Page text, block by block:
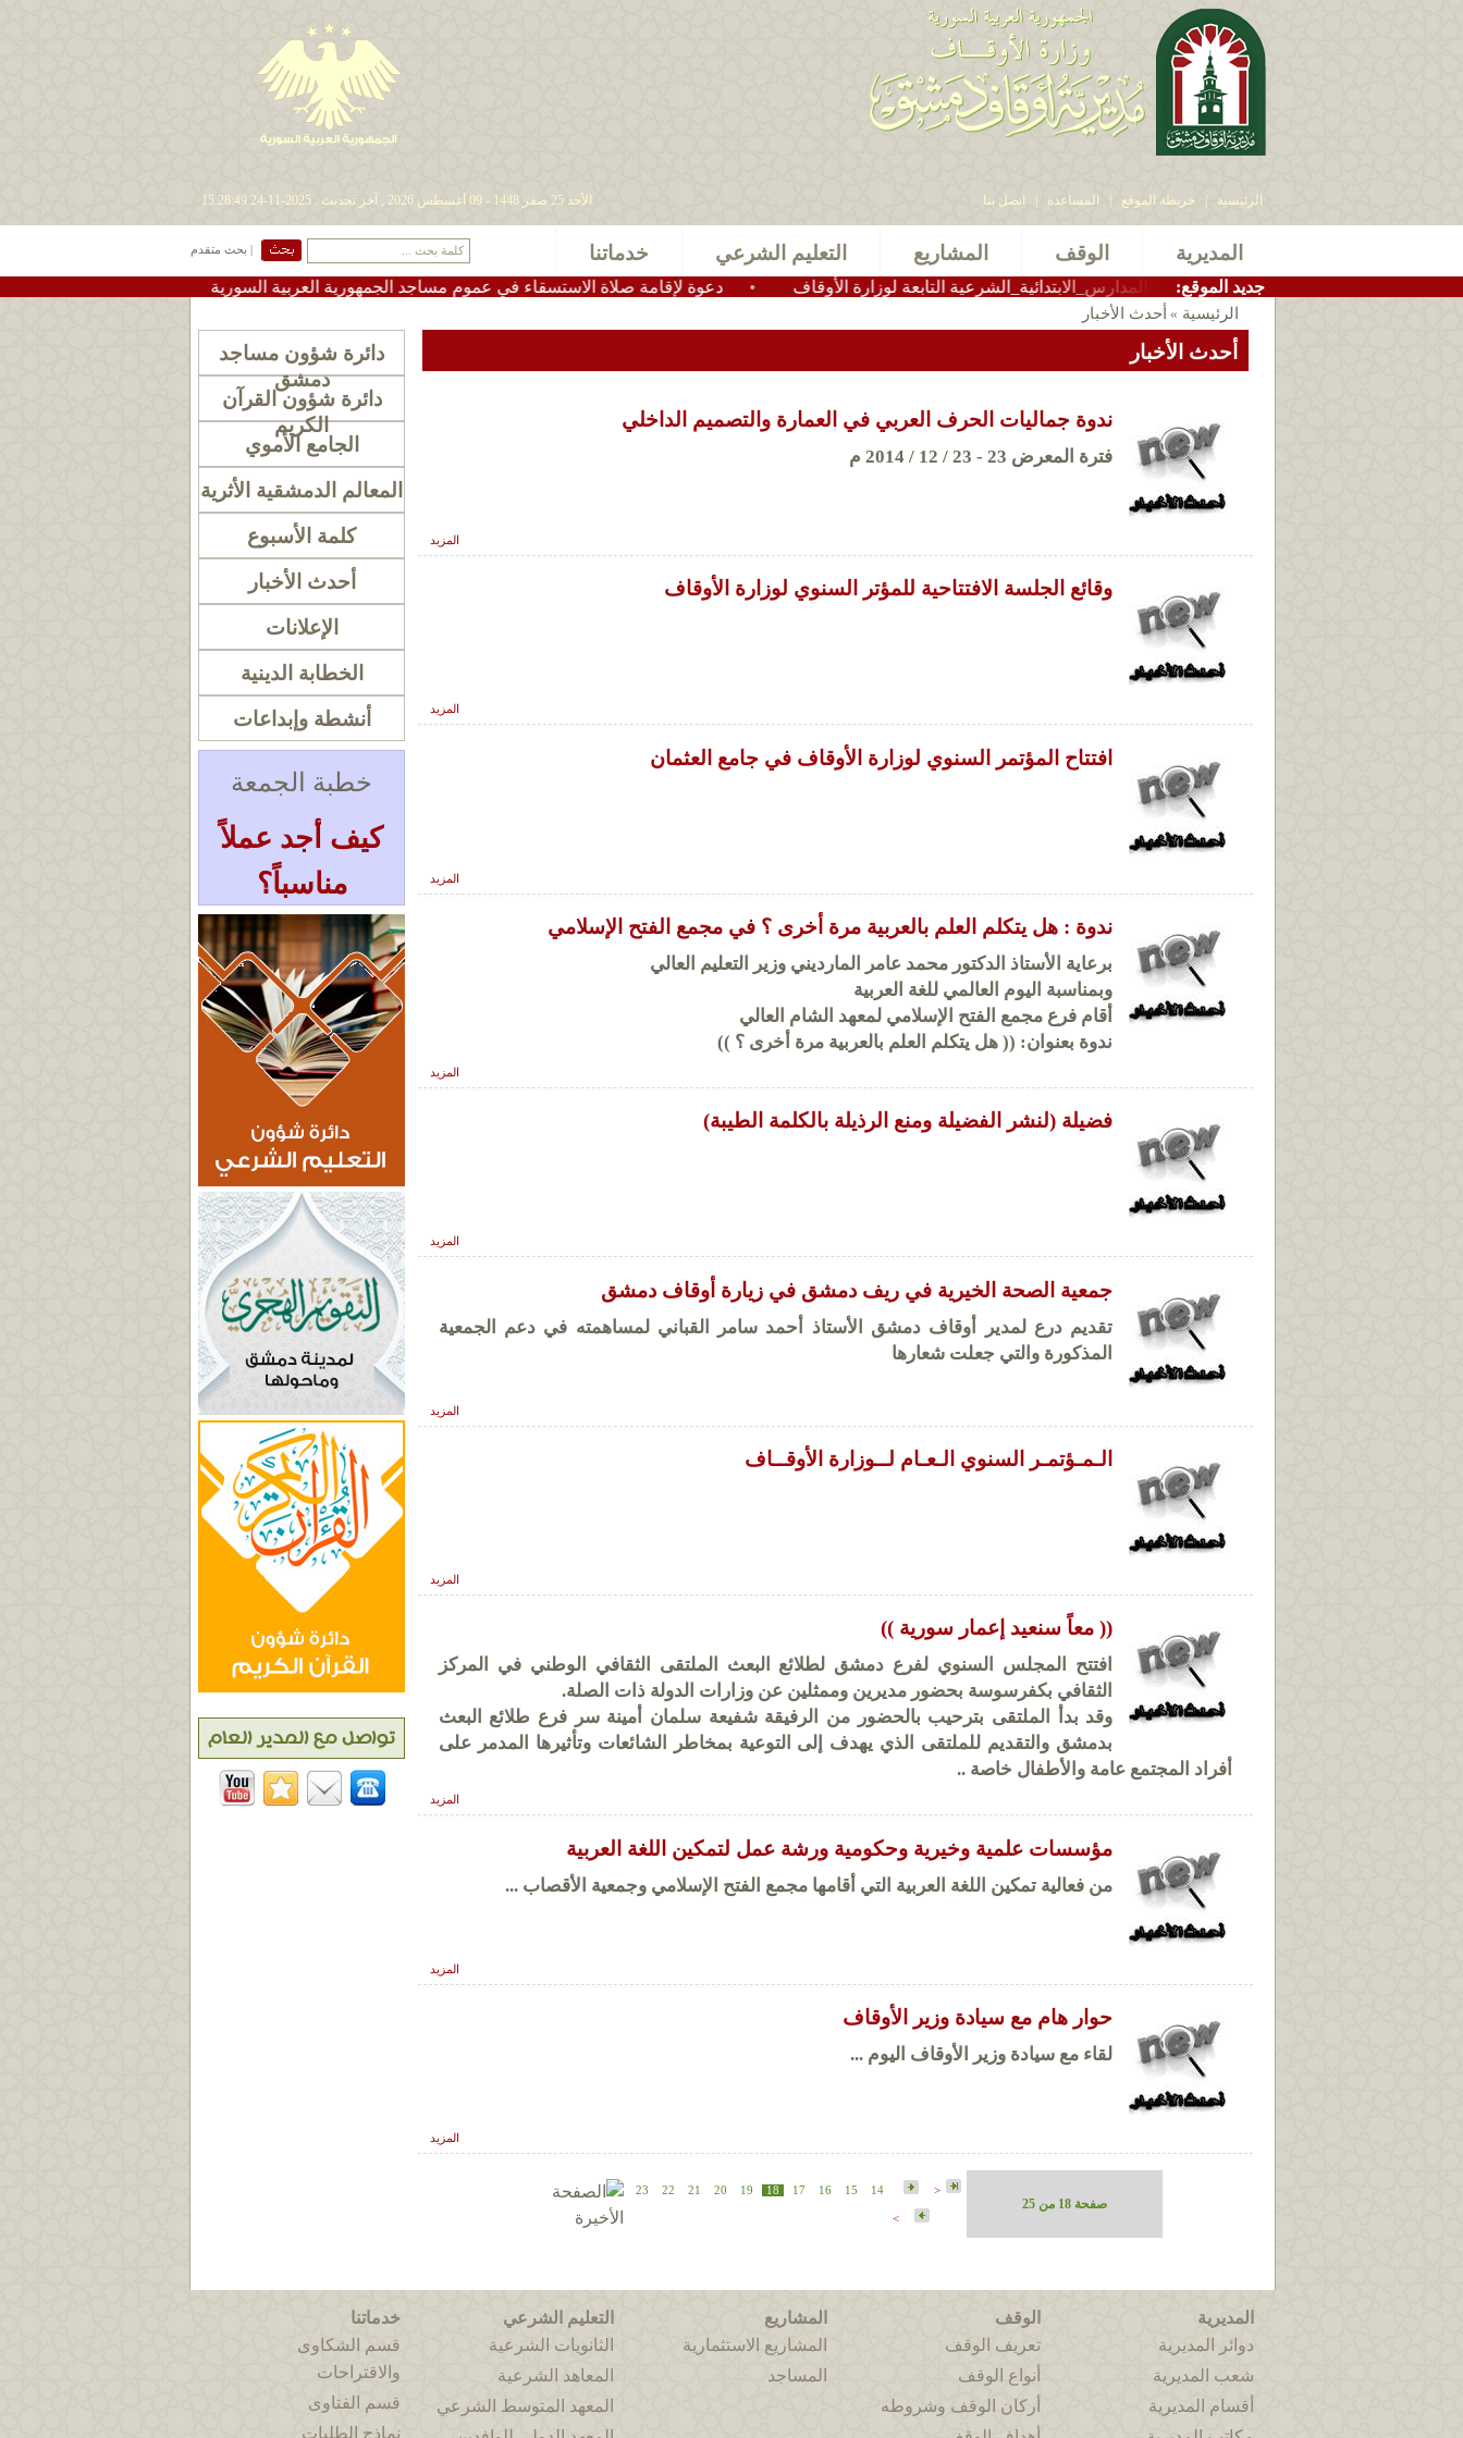
الأحد 25 صفر 1448 - 09 أغسطس 2026 , آخر تحديث : 2025-11-24 15:28:49 الرئيسية خريطة الموقع المساعدة اتصل بنا
المديرية الوقف المشاريع التعليم الشرعي خدماتنا | بحث متقدم
• دعوة لإقامة صلاة الاستسقاء في عموم مساجد الجمهورية العربية السورية • الاستاذ سامر بيرقدار #المدارس_الابتدائية_الشرعية التابعة لوزارة الأوقاف
:جديد الموقع
دائرة شؤون مساجد
دمشق
دائرة شؤون القرآن
الكريم
الجامع الأموي
المعالم الدمشقية الأثرية
كلمة الأسبوع
أحدث الأخبار
الإعلانات
الخطابة الدينية
أنشطة وإبداعات
خطبة الجمعة
كيف أجد عملاً
مناسباً؟
« أرشيف الخطب
الرئيسية » أحدث الأخبار
أحدث الأخبار
ندوة جماليات الحرف العربي في العمارة والتصميم الداخلي
فترة المعرض 23 - 23 / 12 / 2014 م
المزيد
وقائع الجلسة الافتتاحية للمؤتر السنوي لوزارة الأوقاف
المزيد
افتتاح المؤتمر السنوي لوزارة الأوقاف في جامع العثمان
المزيد
ندوة : هل يتكلم العلم بالعربية مرة أخرى ؟ في مجمع الفتح الإسلامي
برعاية الأستاذ الدكتور محمد عامر المارديني وزير التعليم العالي
وبمناسبة اليوم العالمي للغة العربية
أقام فرع مجمع الفتح الإسلامي لمعهد الشام العالي
ندوة بعنوان: (( هل يتكلم العلم بالعربية مرة أخرى ؟ ))
المزيد
فضيلة (لنشر الفضيلة ومنع الرذيلة بالكلمة الطيبة)
المزيد
جمعية الصحة الخيرية في ريف دمشق في زيارة أوقاف دمشق
تقديم درع لمدير أوقاف دمشق الأستاذ أحمد سامر القباني لمساهمته في دعم الجمعية
المذكورة والتي جعلت شعارها
المزيد
الـمـؤتمـر السنوي الـعـام لــوزارة الأوقــاف
المزيد
(( معاً سنعيد إعمار سورية ))
افتتح المجلس السنوي لفرع دمشق لطلائع البعث الملتقى الثقافي الوطني في المركز
الثقافي بكفرسوسة بحضور مديرين وممثلين عن وزارات الدولة ذات الصلة.
وقد بدأ الملتقى بترحيب بالحضور من الرفيقة شفيعة سلمان أمينة سر فرع طلائع البعث
بدمشق والتقديم للملتقى الذي يهدف إلى التوعية بمخاطر الشائعات وتأثيرها المدمر على
أفراد المجتمع عامة والأطفال خاصة ..
المزيد
مؤسسات علمية وخيرية وحكومية ورشة عمل لتمكين اللغة العربية
من فعالية تمكين اللغة العربية التي أقامها مجمع الفتح الإسلامي وجمعية الأقصاب ...
المزيد
حوار هام مع سيادة وزير الأوقاف
لقاء مع سيادة وزير الأوقاف اليوم ...
المزيد
<
14
15
16
17
18
19
20
21
22
23
>
صفحة 18 من 25
المديرية
دوائر المديرية
شعب المديرية
أقسام المديرية
الوقف
تعريف الوقف
أنواع الوقف
أركان الوقف وشروطه
المشاريع
المشاريع الاستثمارية
المساجد
التعليم الشرعي
الثانويات الشرعية
المعاهد الشرعية
المعهد المتوسط الشرعي
خدماتنا
قسم الشكاوى
والاقتراحات
قسم الفتاوى
نماذج الطلبات